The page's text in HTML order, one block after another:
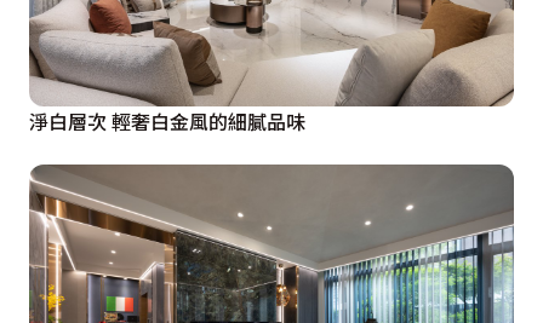
淨白層次 輕奢白金風的細膩品味